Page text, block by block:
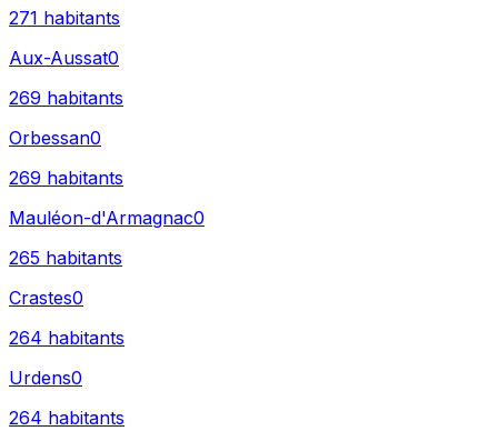
271 habitants
Aux-Aussat0
269 habitants
Orbessan0
269 habitants
Mauléon-d'Armagnac0
265 habitants
Crastes0
264 habitants
Urdens0
264 habitants